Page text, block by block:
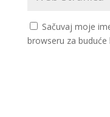
Sačuvaj moje
browseru za buduće